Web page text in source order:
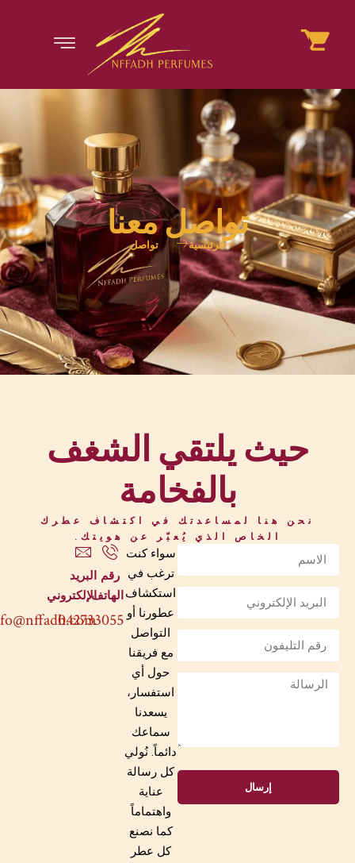
تواصل معنا
الرئيسية تواصل
حيث يلتقي الشغف
بالفخامة
نحن هنا لمساعدتك في اكتشاف عطرك
الخاص الذي يُعبّر عن هويتك.
إرسال
سواء كنت
ترغب في
استكشاف
عطورنا أو
التواصل
مع فريقنا
حول أي
استفسار،
يسعدنا
سماعك
دائماً. نُولي
كل رسالة
عناية
واهتماماً
كما نصنع
كل عطر
رقم
الهاتف
042733055
البريد
الإلكتروني
info@nffadh.com